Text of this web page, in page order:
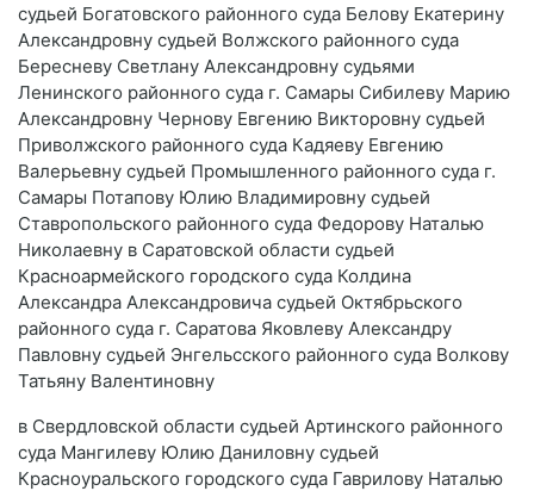
судьей Богатовского районного суда Белову Екатерину
Александровну судьей Волжского районного суда
Бересневу Светлану Александровну судьями
Ленинского районного суда г. Самары Сибилеву Марию
Александровну Чернову Евгению Викторовну судьей
Приволжского районного суда Кадяеву Евгению
Валерьевну судьей Промышленного районного суда г.
Самары Потапову Юлию Владимировну судьей
Ставропольского районного суда Федорову Наталью
Николаевну в Саратовской области судьей
Красноармейского городского суда Колдина
Александра Александровича судьей Октябрьского
районного суда г. Саратова Яковлеву Александру
Павловну судьей Энгельсского районного суда Волкову
Татьяну Валентиновну
в Свердловской области судьей Артинского районного
суда Мангилеву Юлию Даниловну судьей
Красноуральского городского суда Гаврилову Наталью